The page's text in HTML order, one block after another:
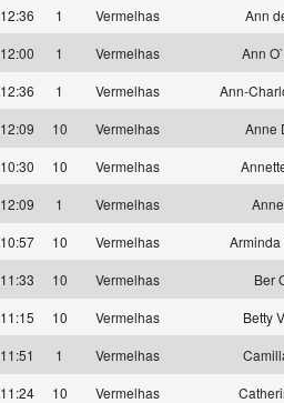
12:36
1 Vermelhas Ann
12:00
1 Vermelhas Ann
12:36
1 Vermelhas Ann-
12:09
10 Vermelhas Anne
10:30
10 Vermelhas
12:09
1 Vermelhas
10:57
10 Vermelhas Arminda
11:33
10 Vermelhas Ber
11:15
10 Vermelhas Betty
11:51
1 Vermelhas
11:24
10 Vermelhas